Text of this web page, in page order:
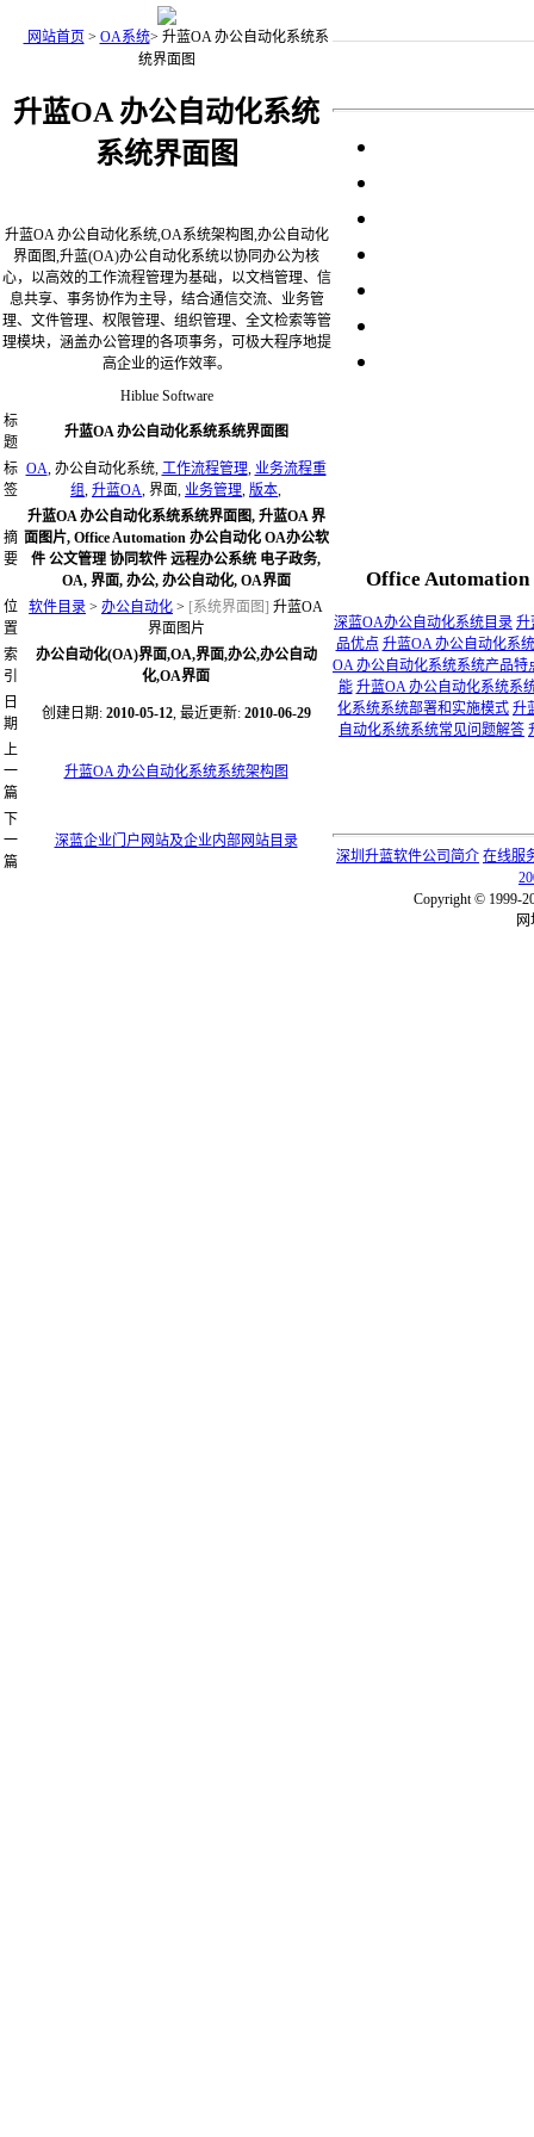
网站首页 > OA系统> 升蓝OA 办公自动化系统系
统界面图
升蓝OA 办公自动化系统
系统界面图
升蓝OA 办公自动化系统,OA系统架构图,办公自动化
界面图,升蓝(OA)办公自动化系统以协同办公为核
心，以高效的工作流程管理为基础，以文档管理、信
息共享、事务协作为主导，结合通信交流、业务管
理、文件管理、权限管理、组织管理、全文检索等管
理模块，涵盖办公管理的各项事务，可极大程序地提
高企业的运作效率。
Hiblue Software
标
题
升蓝OA 办公自动化系统系统界面图
标
签
OA, 办公自动化系统, 工作流程管理, 业务流程重
组, 升蓝OA, 界面, 业务管理, 版本,
摘
要
升蓝OA 办公自动化系统系统界面图, 升蓝OA 界
面图片, Office Automation 办公自动化 OA办公软
件 公文管理 协同软件 远程办公系统 电子政务,
OA, 界面, 办公, 办公自动化, OA界面
位
置
软件目录 > 办公自动化 > [系统界面图] 升蓝OA
界面图片
索
引
办公自动化(OA)界面,OA,界面,办公,办公自动
化,OA界面
日
期
创建日期: 2010-05-12, 最近更新: 2010-06-29
上
一
篇
升蓝OA 办公自动化系统系统架构图
下
一
篇
深蓝企业门户网站及企业内部网站目录
Office
深蓝OA办公自动化系统目录 升
品优点 升蓝OA 办公自动化系
OA 办公自动化系统系统产品特
能 升蓝OA 办公自动化系统系
化系统系统部署和实施模式 升
自动化系统系统常见问题解答
深圳升蓝软件公司简介 在线服
Copyright ©